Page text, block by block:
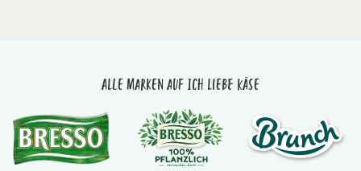
Alle Marken auf Ich liebe Käse